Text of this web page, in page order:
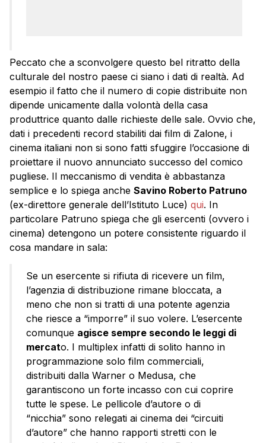
Peccato che a sconvolgere questo bel ritratto della
culturale del nostro paese ci siano i dati di realtà. Ad
esempio il fatto che il numero di copie distribuite non
dipende unicamente dalla volontà della casa
produttrice quanto dalle richieste delle sale. Ovvio che,
dati i precedenti record stabiliti dai film di Zalone, i
cinema italiani non si sono fatti sfuggire l’occasione di
proiettare il nuovo annunciato successo del comico
pugliese. Il meccanismo di vendita è abbastanza
semplice e lo spiega anche Savino Roberto Patruno
(ex-direttore generale dell’Istituto Luce) qui. In
particolare Patruno spiega che gli esercenti (ovvero i
cinema) detengono un potere consistente riguardo il
cosa mandare in sala:
Se un esercente si rifiuta di ricevere un film,
l’agenzia di distribuzione rimane bloccata, a
meno che non si tratti di una potente agenzia
che riesce a “imporre” il suo volere. L’esercente
comunque agisce sempre secondo le leggi di
mercato. I multiplex infatti di solito hanno in
programmazione solo film commerciali,
distribuiti dalla Warner o Medusa, che
garantiscono un forte incasso con cui coprire
tutte le spese. Le pellicole d’autore o di
“nicchia” sono relegati ai cinema dei “circuiti
d’autore” che hanno rapporti stretti con le